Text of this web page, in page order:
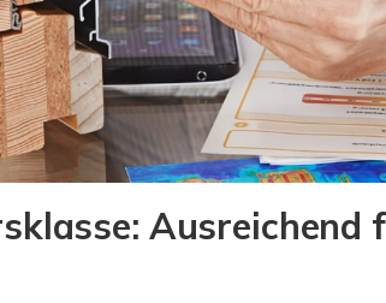
Ausreichend